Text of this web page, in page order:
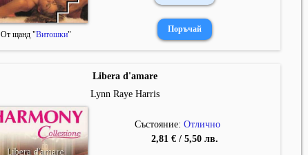
От щанд "Витошки"
Libera d'amare
Lynn Raye Harris
Състояние:Отлично
2,81 € / 5,50 лв.